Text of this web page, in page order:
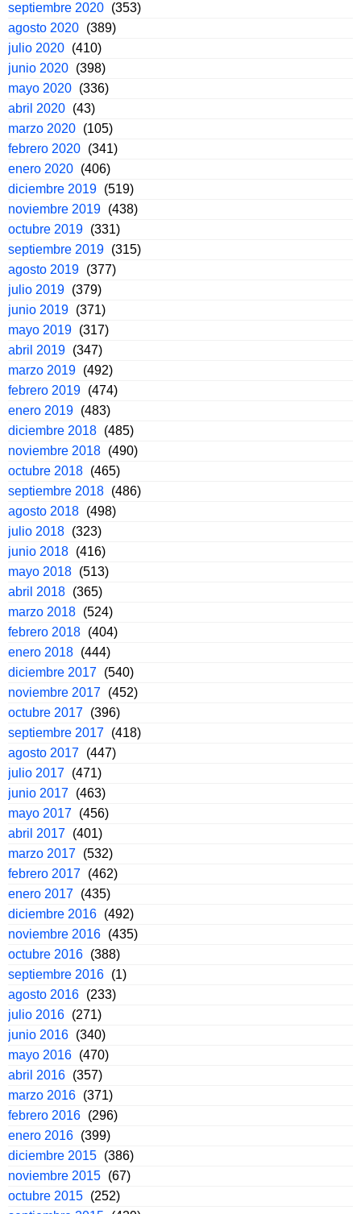
septiembre 2020 (353)
agosto 2020 (389)
julio 2020 (410)
junio 2020 (398)
mayo 2020 (336)
abril 2020 (43)
marzo 2020 (105)
febrero 2020 (341)
enero 2020 (406)
diciembre 2019 (519)
noviembre 2019 (438)
octubre 2019 (331)
septiembre 2019 (315)
agosto 2019 (377)
julio 2019 (379)
junio 2019 (371)
mayo 2019 (317)
abril 2019 (347)
marzo 2019 (492)
febrero 2019 (474)
enero 2019 (483)
diciembre 2018 (485)
noviembre 2018 (490)
octubre 2018 (465)
septiembre 2018 (486)
agosto 2018 (498)
julio 2018 (323)
junio 2018 (416)
mayo 2018 (513)
abril 2018 (365)
marzo 2018 (524)
febrero 2018 (404)
enero 2018 (444)
diciembre 2017 (540)
noviembre 2017 (452)
octubre 2017 (396)
septiembre 2017 (418)
agosto 2017 (447)
julio 2017 (471)
junio 2017 (463)
mayo 2017 (456)
abril 2017 (401)
marzo 2017 (532)
febrero 2017 (462)
enero 2017 (435)
diciembre 2016 (492)
noviembre 2016 (435)
octubre 2016 (388)
septiembre 2016 (1)
agosto 2016 (233)
julio 2016 (271)
junio 2016 (340)
mayo 2016 (470)
abril 2016 (357)
marzo 2016 (371)
febrero 2016 (296)
enero 2016 (399)
diciembre 2015 (386)
noviembre 2015 (67)
octubre 2015 (252)